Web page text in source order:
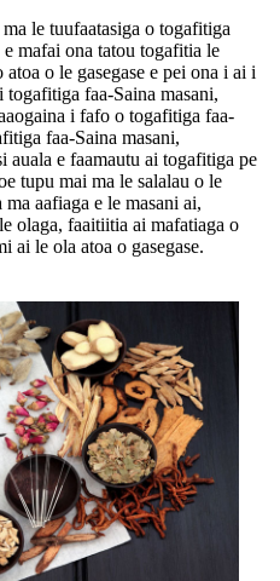
le tuufaatasiga o togafitiga
mafai ona tatou togafitia le
o le gasegase e pei ona i ai i
togafitiga faa-Saina masani,
i fafo o togafitiga faa-
faa-Saina masani,
auala e faamautu ai togafitiga pe
tupu mai ma le salalau o le
aafiaga e le masani ai,
olaga, faaitiitia ai mafatiaga o
ai le ola atoa o gasegase.